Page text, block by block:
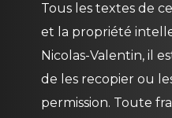
Tous les textes de
et la propriété
Nicolas-Valentin, il
de les recopier ou
permission. Toute